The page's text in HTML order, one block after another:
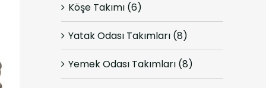
Köşe Takımı (6)
Yatak Odası Takımları (8)
Yemek Odası Takımları (8)